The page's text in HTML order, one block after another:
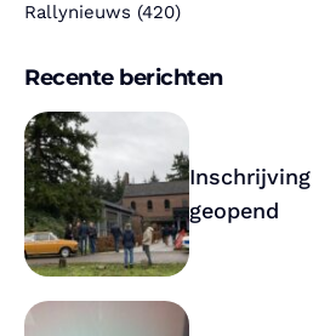
Rallynieuws (420)
Recente berichten
geopend